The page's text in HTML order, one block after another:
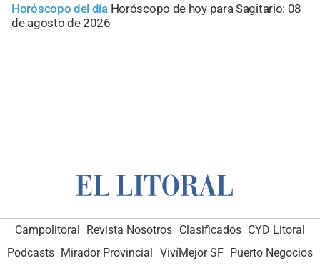
Horóscopo del día Horóscopo de hoy para Sagitario: 08
de agosto de 2026
Campolitoral Revista Nosotros Clasificados CYD Litoral
Podcasts Mirador Provincial VivíMejor SF Puerto Negocios